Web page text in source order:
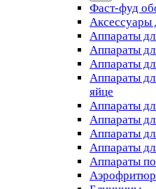
Фаст-фуд
Аксессуары
Аппараты
Аппараты
Аппараты
Аппараты
яйце
Аппараты
Аппараты
Аппараты
Аппараты
Аппараты